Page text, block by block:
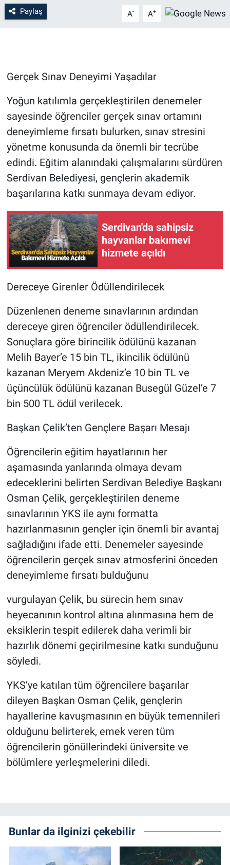
Paylaş A- A+
Gerçek Sınav Deneyimi Yaşadılar
Yoğun katılımla gerçekleştirilen denemeler
sayesinde öğrenciler gerçek sınav ortamını
deneyimleme fırsatı bulurken, sınav stresini
yönetme konusunda da önemli bir tecrübe
edindi. Eğitim alanındaki çalışmalarını sürdüren
Serdivan Belediyesi, gençlerin akademik
başarılarına katkı sunmaya devam ediyor.
Serdivan'da sahipsiz
hayvanlar bakımevi
hizmete açıldı
Dereceye Girenler Ödüllendirilecek
Düzenlenen deneme sınavlarının ardından
dereceye giren öğrenciler ödüllendirilecek.
Sonuçlara göre birincilik ödülünü kazanan
Melih Bayer’e 15 bin TL, ikincilik ödülünü
kazanan Meryem Akdeniz’e 10 bin TL ve
üçüncülük ödülünü kazanan Busegül Güzel’e 7
bin 500 TL ödül verilecek.
Başkan Çelik’ten Gençlere Başarı Mesajı
Öğrencilerin eğitim hayatlarının her
aşamasında yanlarında olmaya devam
edeceklerini belirten Serdivan Belediye Başkanı
Osman Çelik, gerçekleştirilen deneme
sınavlarının YKS ile aynı formatta
hazırlanmasının gençler için önemli bir avantaj
sağladığını ifade etti. Denemeler sayesinde
öğrencilerin gerçek sınav atmosferini önceden
deneyimleme fırsatı bulduğunu
vurgulayan Çelik, bu sürecin hem sınav
heyecanının kontrol altına alınmasına hem de
eksiklerin tespit edilerek daha verimli bir
hazırlık dönemi geçirilmesine katkı sunduğunu
söyledi.
YKS’ye katılan tüm öğrencilere başarılar
dileyen Başkan Osman Çelik, gençlerin
hayallerine kavuşmasının en büyük temennileri
olduğunu belirterek, emek veren tüm
öğrencilerin gönüllerindeki üniversite ve
bölümlere yerleşmelerini diledi.
Bunlar da ilginizi çekebilir